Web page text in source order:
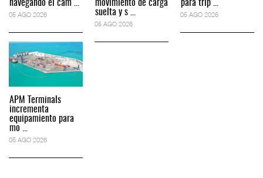
navegando el cam ...
05 AGO 2026
APM Terminals
incrementa
equipamiento para
mo ...
05 AGO 2026
movimiento de carga
suelta y s ...
05 AGO 2026
para trip ...
05 AGO 2026